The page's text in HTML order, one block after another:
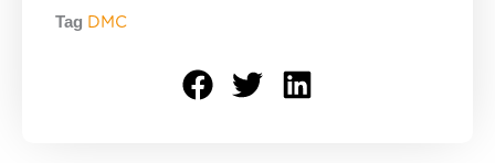
Tag DMC